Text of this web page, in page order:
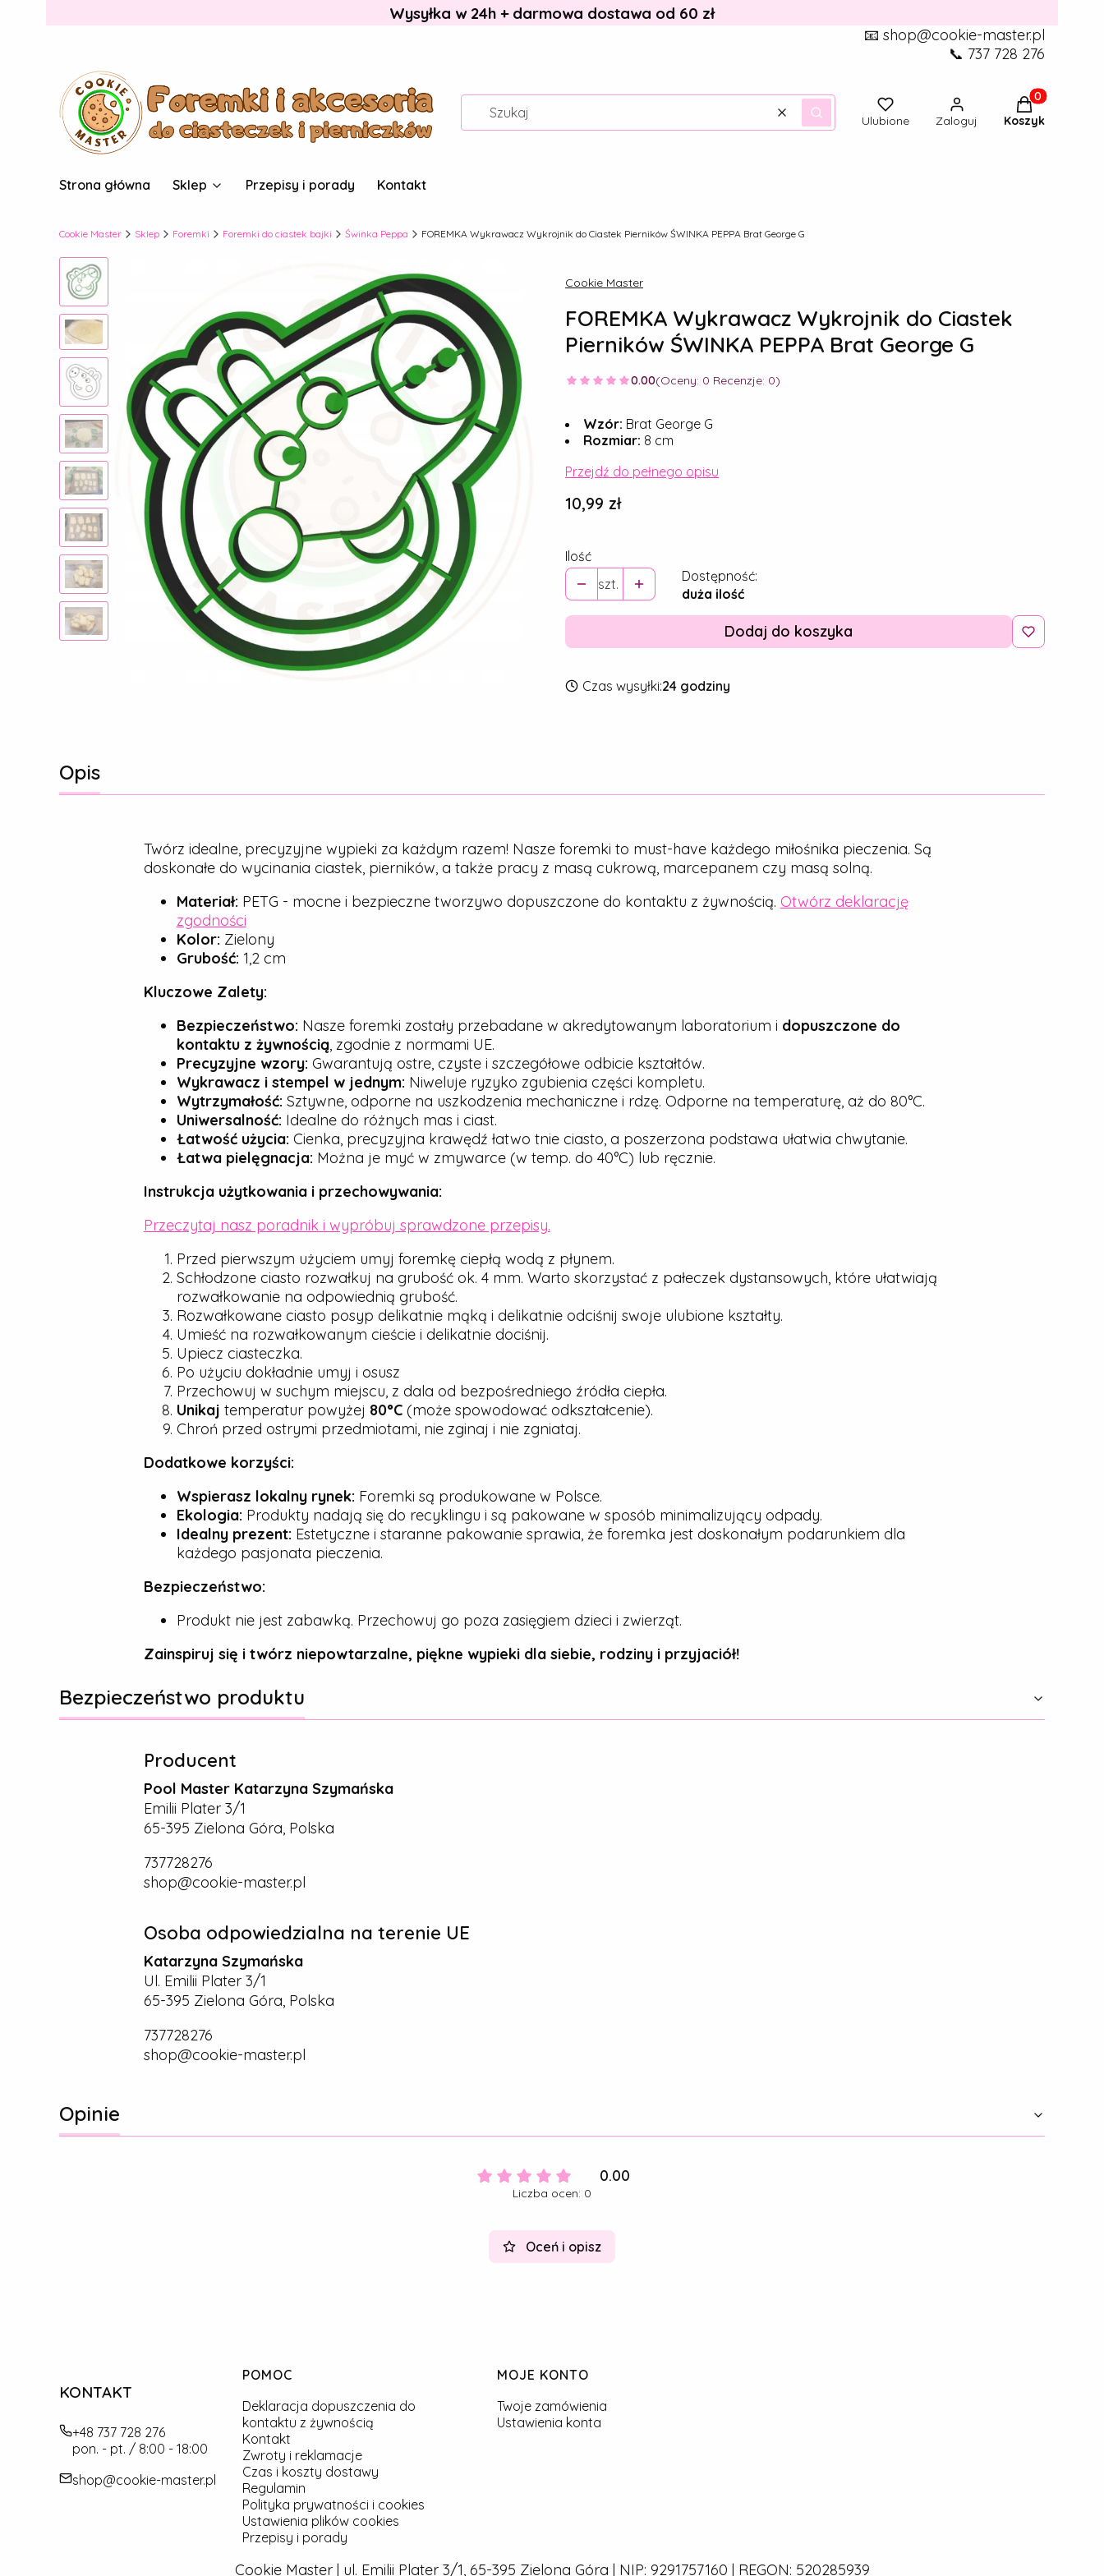
Wysyłka w 24h + darmowa dostawa od 60 zł
📧 shop@cookie-master.pl
📞 737 728 276
WyczyśćSzukaj Ulubione Zaloguj
Produkty w
Koszyk
Strona główna Sklep Przepisy i porady Kontakt
Cookie Master Sklep Foremki Foremki do ciastek bajki Świnka Peppa FOREMKA Wykrawacz Wykrojnik do Ciastek Pierników ŚWINKA PEPPA Brat George G
Cookie Master
FOREMKA Wykrawacz Wykrojnik do Ciastek
Pierników ŚWINKA PEPPA Brat George G
0.00(Oceny: 0 Recenzje: 0)
Wzór: Brat George G
Rozmiar: 8 cm
Przejdź do pełnego opisu
Cena
10,99 zł
Ilość
szt.
Dostępność:
duża ilość
Dodaj do koszyka
Czas wysyłki:24 godziny
Opis
Twórz idealne, precyzyjne wypieki za każdym razem! Nasze foremki to must-have każdego miłośnika pieczenia. Są
doskonałe do wycinania ciastek, pierników, a także pracy z masą cukrową, marcepanem czy masą solną.
Materiał: PETG - mocne i bezpieczne tworzywo dopuszczone do kontaktu z żywnością. Otwórz deklarację
zgodności
Kolor: Zielony
Grubość: 1,2 cm
Kluczowe Zalety:
Bezpieczeństwo: Nasze foremki zostały przebadane w akredytowanym laboratorium i dopuszczone do
kontaktu z żywnością, zgodnie z normami UE.
Precyzyjne wzory: Gwarantują ostre, czyste i szczegółowe odbicie kształtów.
Wykrawacz i stempel w jednym: Niweluje ryzyko zgubienia części kompletu.
Wytrzymałość: Sztywne, odporne na uszkodzenia mechaniczne i rdzę. Odporne na temperaturę, aż do 80°C.
Uniwersalność: Idealne do różnych mas i ciast.
Łatwość użycia: Cienka, precyzyjna krawędź łatwo tnie ciasto, a poszerzona podstawa ułatwia chwytanie.
Łatwa pielęgnacja: Można je myć w zmywarce (w temp. do 40°C) lub ręcznie.
Instrukcja użytkowania i przechowywania:
Przeczytaj nasz poradnik i wypróbuj sprawdzone przepisy.
Przed pierwszym użyciem umyj foremkę ciepłą wodą z płynem.
Schłodzone ciasto rozwałkuj na grubość ok. 4 mm. Warto skorzystać z pałeczek dystansowych, które ułatwiają
rozwałkowanie na odpowiednią grubość.
Rozwałkowane ciasto posyp delikatnie mąką i delikatnie odciśnij swoje ulubione kształty.
Umieść na rozwałkowanym cieście i delikatnie dociśnij.
Upiecz ciasteczka.
Po użyciu dokładnie umyj i osusz
Przechowuj w suchym miejscu, z dala od bezpośredniego źródła ciepła.
Unikaj temperatur powyżej 80°C(może spowodować odkształcenie).
Chroń przed ostrymi przedmiotami, nie zginaj i nie zgniataj.
Dodatkowe korzyści:
Wspierasz lokalny rynek: Foremki są produkowane w Polsce.
Ekologia: Produkty nadają się do recyklingu i są pakowane w sposób minimalizujący odpady.
Idealny prezent: Estetyczne i staranne pakowanie sprawia, że foremka jest doskonałym podarunkiem dla
każdego pasjonata pieczenia.
Bezpieczeństwo:
Produkt nie jest zabawką. Przechowuj go poza zasięgiem dzieci i zwierząt.
Zainspiruj się i twórz niepowtarzalne, piękne wypieki dla siebie, rodziny i przyjaciół!
Bezpieczeństwo produktu
Producent
Pool Master Katarzyna Szymańska
Emilii Plater 3/1
65-395 Zielona Góra, Polska
737728276
shop@cookie-master.pl
Osoba odpowiedzialna na terenie UE
Katarzyna Szymańska
Ul. Emilii Plater 3/1
65-395 Zielona Góra, Polska
737728276
shop@cookie-master.pl
Opinie
0.00
Liczba ocen: 0
Oceń i opisz
KONTAKT
+48 737 728 276
pon. - pt. / 8:00 - 18:00
shop@cookie-master.pl
Linki w stopce
POMOC
Deklaracja dopuszczenia do
kontaktu z żywnością
Kontakt
Zwroty i reklamacje
Czas i koszty dostawy
Regulamin
Polityka prywatności i cookies
Ustawienia plików cookies
Przepisy i porady
MOJE KONTO
Twoje zamówienia
Ustawienia konta
Cookie Master | ul. Emilii Plater 3/1, 65-395 Zielona Góra | NIP: 9291757160 | REGON: 520285939